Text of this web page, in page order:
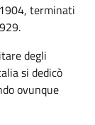
terminati
degli
si dedicò
ovunque